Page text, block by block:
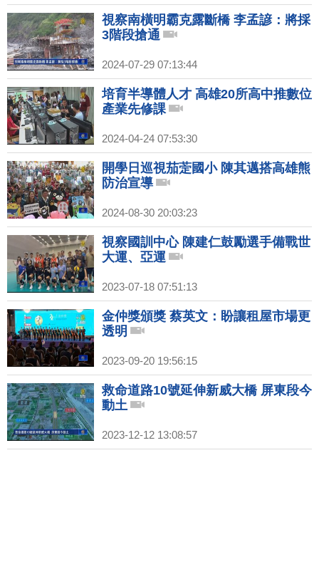
視察南橫明霸克露斷橋 李孟諺：將採
3階段搶通
2024-07-29 07:13:44
培育半導體人才 高雄20所高中推數位
產業先修課
2024-04-24 07:53:30
開學日巡視茄萣國小 陳其邁搭高雄熊
防治宣導
2024-08-30 20:03:23
視察國訓中心 陳建仁鼓勵選手備戰世
大運、亞運
2023-07-18 07:51:13
金仲獎頒獎 蔡英文：盼讓租屋市場更
透明
2023-09-20 19:56:15
救命道路10號延伸新威大橋 屏東段今
動土
2023-12-12 13:08:57